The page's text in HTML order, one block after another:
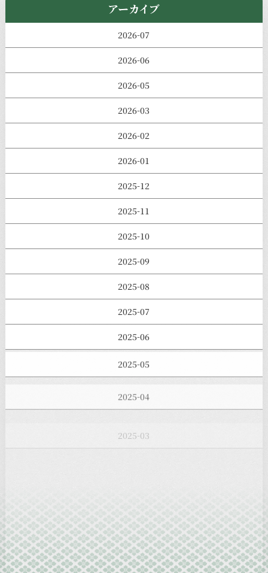
アーカイブ
2026-07
2026-06
2026-05
2026-03
2026-02
2026-01
2025-12
2025-11
2025-10
2025-09
2025-08
2025-07
2025-06
2025-05
2025-03
2025-02
2024-11
2024-10
2024-09